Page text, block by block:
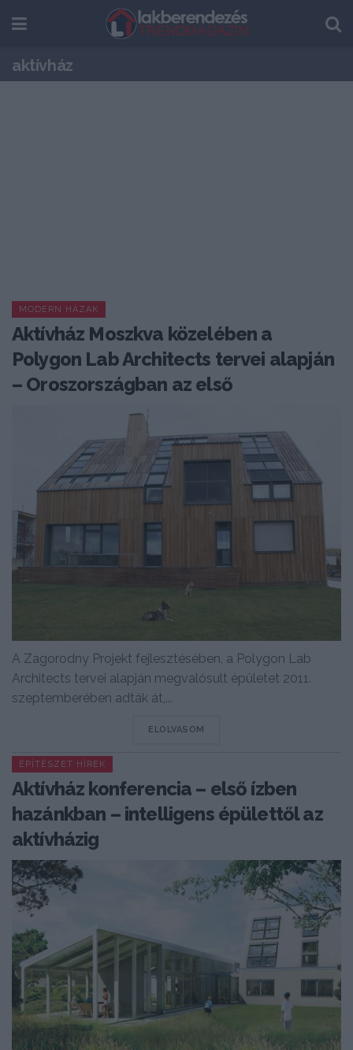
aktívház
MODERN HÁZAK
Aktívház Moszkva közelében a
Polygon Lab Architects tervei alapján
– Oroszországban az első
A Zagorodny Projekt fejlesztésében, a Polygon Lab
Architects tervei alapján megvalósult épületet 2011.
szeptemberében adták át,...
ELOLVASOM
ÉPÍTÉSZET HÍREK
Aktívház konferencia – első ízben
hazánkban – intelligens épülettől az
aktívházig